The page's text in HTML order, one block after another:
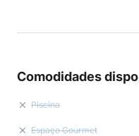
Comodidades
Piscina
Espaço Gourmet